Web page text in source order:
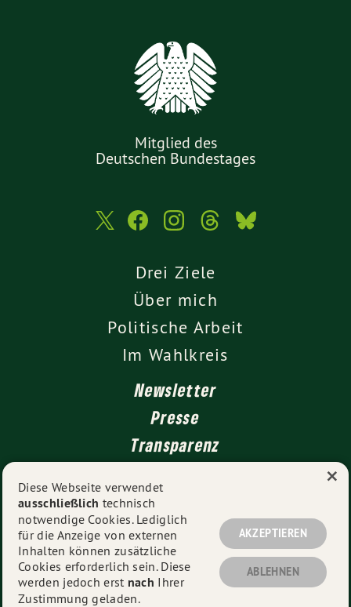
Mitglied des
Deutschen Bundestages
Drei Ziele
Über mich
Politische Arbeit
Im Wahlkreis
Newsletter
Presse
Transparenz
Impressum
Datenschutz
© 2026 Sascha Müller MdB - Alle Rechte vorbehalten.
Diese Webseite verwendet
ausschließlich technisch
notwendige Cookies. Lediglich
für die Anzeige von externen
Inhalten können zusätzliche
Cookies erforderlich sein. Diese
werden jedoch erst nach Ihrer
Zustimmung geladen.
AKZEPTIEREN
ABLEHNEN
×